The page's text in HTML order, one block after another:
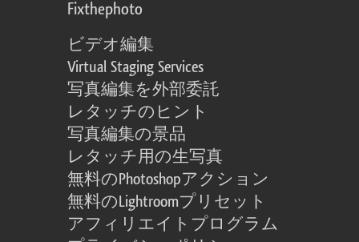
Fixthephoto
ビデオ編集
Virtual Staging Services
写真編集を外部委託
レタッチのヒント
写真編集の景品
レタッチ用の生写真
無料のPhotoshopアクション
無料のLightroomプリセット
アフィリエイトプログラム